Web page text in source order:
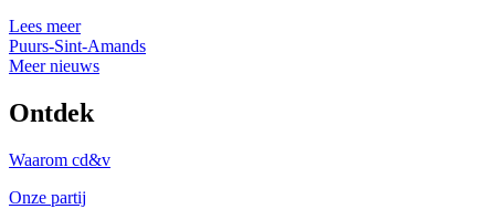
Lees meer
Puurs-Sint-Amands
Meer nieuws
Ontdek
Waarom cd&v
Onze partij